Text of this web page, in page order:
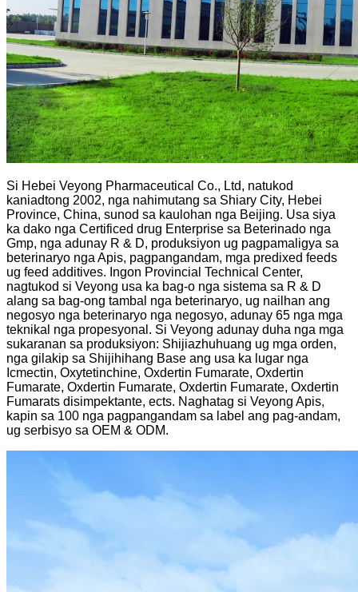
Si Hebei Veyong Pharmaceutical Co., Ltd, natukod
kaniadtong 2002, nga nahimutang sa Shiary City, Hebei
Province, China, sunod sa kaulohan nga Beijing. Usa siya
ka dako nga Certificed drug Enterprise sa Beterinado nga
Gmp, nga adunay R & D, produksiyon ug pagpamaligya sa
beterinaryo nga Apis, pagpangandam, mga predixed feeds
ug feed additives. Ingon Provincial Technical Center,
nagtukod si Veyong usa ka bag-o nga sistema sa R ​​& D
alang sa bag-ong tambal nga beterinaryo, ug nailhan ang
negosyo nga beterinaryo nga negosyo, adunay 65 nga mga
teknikal nga propesyonal. Si Veyong adunay duha nga mga
sukaranan sa produksiyon: Shijiazhuhuang ug mga orden,
nga gilakip sa Shijihihang Base ang usa ka lugar nga
Icmectin, Oxytetinchine, Oxdertin Fumarate, Oxdertin
Fumarate, Oxdertin Fumarate, Oxdertin Fumarate, Oxdertin
Fumarats disimpektante, ects. Naghatag si Veyong Apis,
kapin sa 100 nga pagpangandam sa label ang pag-andam,
ug serbisyo sa OEM & ODM.